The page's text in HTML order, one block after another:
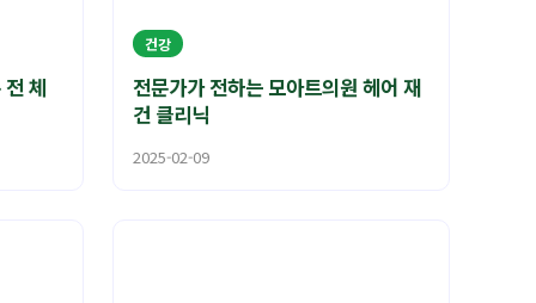
체
건강
전문가가 전하는 모아트의원 헤어 재
건 클리닉
2025-02-09